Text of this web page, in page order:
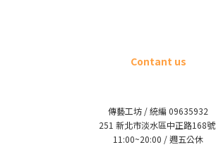
Contant us
傳藝工坊 / 統編 09635932
251 新北市淡水區中正路168號
11:00~20:00 / 週五公休